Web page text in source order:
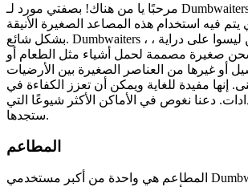
مرحبًا يا من هناك! بصفتي مورد لـ Dumbwaiters ، لدي فكرة جيدة
فيه استخدام هذه المصاعد الصغيرة الأنيقة
بشكل شائع. Dumbwaiters ، بالنسبة لأولئك الذين ليسوا على دراية ،
صغيرة مصممة لحمل أشياء مثل الطعام أو
أو غيرها من العناصر الصغيرة بين الأرضيات
إنها مفيدة للغاية ويمكن أن تعزز الكفاءة في
دعنا نغوص في الأماكن الأكثر شيوعًا التي
ستجدها.
المطاعم
المطاعم هي واحدة من أكبر مستخدمي Dumbwaiters. سواء كان